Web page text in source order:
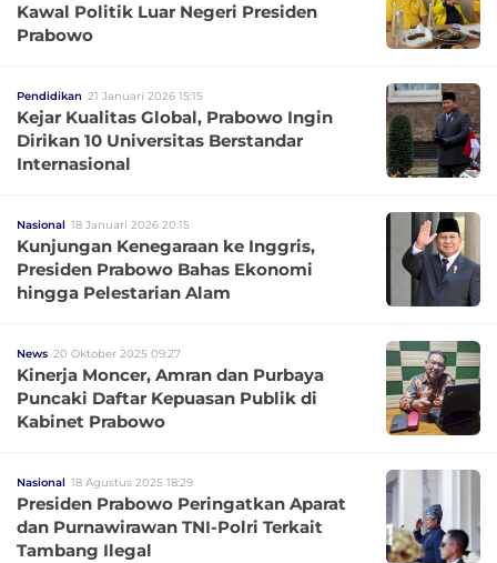
Kawal Politik Luar Negeri Presiden
Prabowo
Pendidikan 21 Januari 2026 15:15
Kejar Kualitas Global, Prabowo Ingin
Dirikan 10 Universitas Berstandar
Internasional
Nasional 18 Januari 2026 20:15
Kunjungan Kenegaraan ke Inggris,
Presiden Prabowo Bahas Ekonomi
hingga Pelestarian Alam
News 20 Oktober 2025 09:27
Kinerja Moncer, Amran dan Purbaya
Puncaki Daftar Kepuasan Publik di
Kabinet Prabowo
Nasional 18 Agustus 2025 18:29
Presiden Prabowo Peringatkan Aparat
dan Purnawirawan TNI-Polri Terkait
Tambang Ilegal